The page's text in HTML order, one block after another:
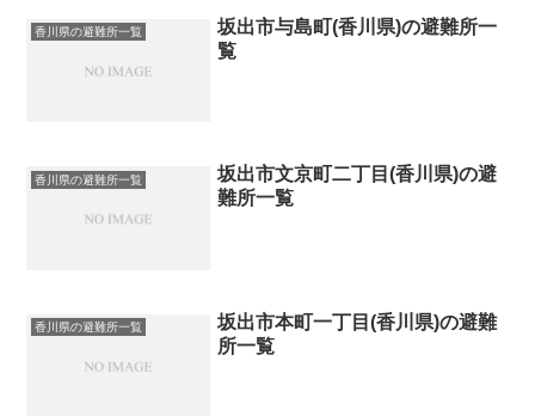
香川県の避難所一覧
坂出市与島町(香川県)の避難所一
覧
香川県の避難所一覧
坂出市文京町二丁目(香川県)の避
難所一覧
香川県の避難所一覧
坂出市本町一丁目(香川県)の避難
所一覧